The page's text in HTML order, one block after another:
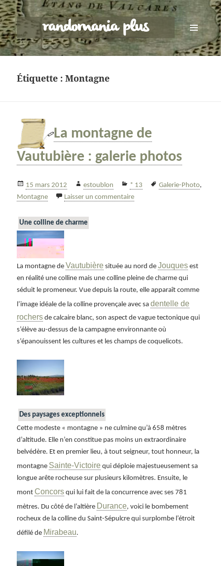
randomania plus
MENU
ET
WIDGETS
Étiquette :Montagne
La montagne de
Vautubière : galerie photos
Publié
le
15 mars 2012 Auteur
estoublon Catégories
* 13
Mots-
Galerie-Photo,
Montagne
Laisser un commentairesur La montagne de
Une colline de charme
La montagne de Vautubière située au nord deJouques est
en réalité une colline mais une colline pleine de charme qui
séduit le promeneur. Vue depuis la route, elle apparaît comme
l’image idéale de la colline provençale avec sadentelle de
rochers de calcaire blanc, son aspect de vague tectonique qui
s’élève au-dessus de la campagne environnante où
s’épanouissent les cultures et les champs de coquelicots.
Des paysages exceptionnels
Cette modeste « montagne » ne culmine qu’à 658 mètres
d’altitude. Elle n’en constitue pas moins un extraordinaire
belvédère. Et en premier lieu, à tout seigneur, tout honneur, la
montagne Sainte-Victoire qui déploie majestueusement sa
longue arête rocheuse sur plusieurs kilomètres. Ensuite, le
mont Concors qui lui fait de la concurrence avec ses 781
mètres. Du côté de l’altière Durance, voici le bombement
rocheux de la colline du Saint-Sépulcre qui surplombe l’étroit
défilé de Mirabeau.